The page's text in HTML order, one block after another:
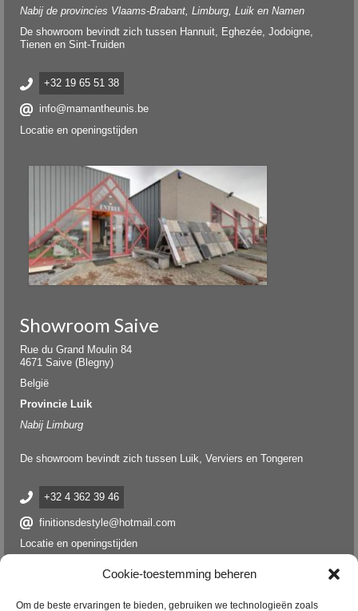
Cookie-toestemming beheren
Om de beste ervaringen te bieden, gebruiken we technologieën zoals
Nabij de provincies Vlaams-Brabant, Limburg, Luik en Namen
De showroom bevindt zich tussen Hannuit, Eghezée, Jodoigne,
Tienen en Sint-Truiden
+32 19 65 51 38
info@mamantheunis.be
Locatie en openingstijden
Showroom Saive
Rue du Grand Moulin 84
4671 Saive (Blegny)
België
Provincie Luik
Nabij Limburg
De showroom bevindt zich tussen Luik, Verviers en Tongeren
+32 4 362 39 46
finitionsdestyle@hotmail.com
Locatie en openingstijden